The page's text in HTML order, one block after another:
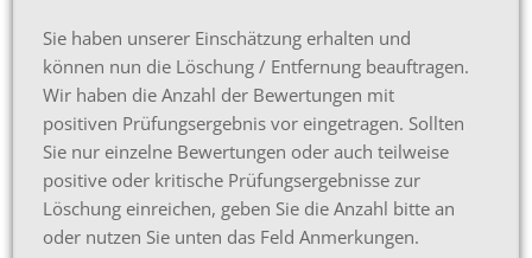
Sie haben unserer Einschätzung erhalten und
können nun die Löschung / Entfernung beauftragen.
Wir haben die Anzahl der Bewertungen mit
positiven Prüfungsergebnis vor eingetragen. Sollten
Sie nur einzelne Bewertungen oder auch teilweise
positive oder kritische Prüfungsergebnisse zur
Löschung einreichen, geben Sie die Anzahl bitte an
oder nutzen Sie unten das Feld Anmerkungen.